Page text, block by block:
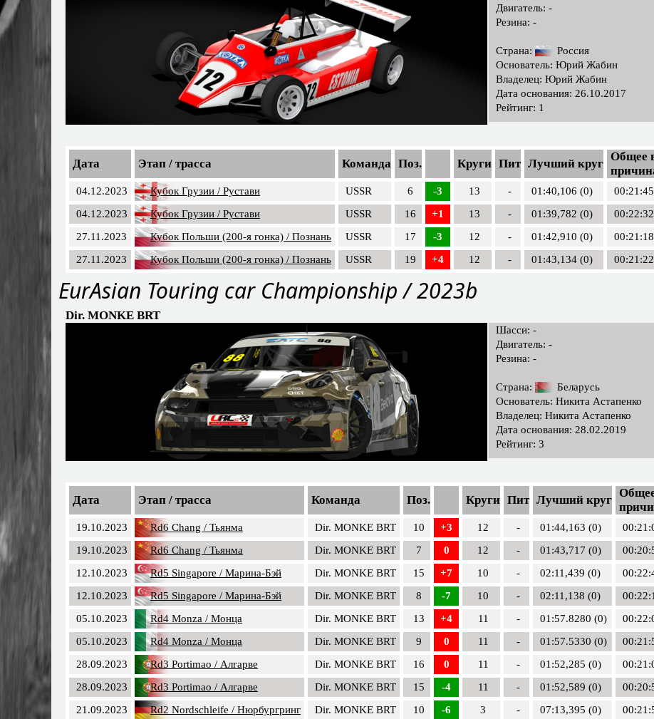
Двигатель: -
Резина: -
Страна:
Россия
Основатель: Юрий Жабин
Владелец: Юрий Жабин
Дата основания: 26.10.2017
Рейтинг: 1
Дата Этап / трасса Команда Поз. Круги Пит Лучший круг
Общее
04.12.2023 Кубок Грузии / Рустави USSR 6 -3 13 - 01:40,106 (0)
04.12.2023
Кубок Грузии / Рустави USSR 16 +1 13 - 01:39,782 (0)
27.11.2023
Кубок Польши (200-я гонка) / Познань USSR 17 -3 12 - 01:42,910 (0)
27.11.2023
Кубок Польши (200-я гонка) / Познань USSR 19 +4 12 - 01:43,134 (0)
EurAsian Touring car Championship / 2023b
Dir. MONKE BRT
Шасси: -
Двигатель: -
Резина: -
Страна:
Беларусь
Основатель: Никита Астапенко
Владелец: Никита Астапенко
Дата основания: 28.02.2019
Рейтинг: 3
Дата Этап / трасса Команда Поз. Круги Пит Лучший круг
19.10.2023 Rd6 Chang / Тьянма Dir. MONKE BRT 10 +3 12 - 01:44,163 (0)
19.10.2023
Rd6 Chang / Тьянма Dir. MONKE BRT 7 0 12 - 01:43,717 (0)
12.10.2023
Rd5 Singapore / Марина-Бэй Dir. MONKE BRT 15 +7 10 - 02:11,439 (0)
12.10.2023
Rd5 Singapore / Марина-Бэй Dir. MONKE BRT 8 -7 10 - 02:11,138 (0)
05.10.2023
Rd4 Monza / Монца Dir. MONKE BRT 13 +4 11 - 01:57.8280 (0)
05.10.2023
Rd4 Monza / Монца Dir. MONKE BRT 9 0 11 - 01:57.5330 (0)
28.09.2023
Rd3 Portimao / Алгарве Dir. MONKE BRT 16 0 11 - 01:52,285 (0)
28.09.2023
Rd3 Portimao / Алгарве Dir. MONKE BRT 15 -4 11 - 01:52,589 (0)
21.09.2023
Rd2 Nordschleife / Нюрбургринг Dir. MONKE BRT 10 -6 3 - 07:13,395 (0)